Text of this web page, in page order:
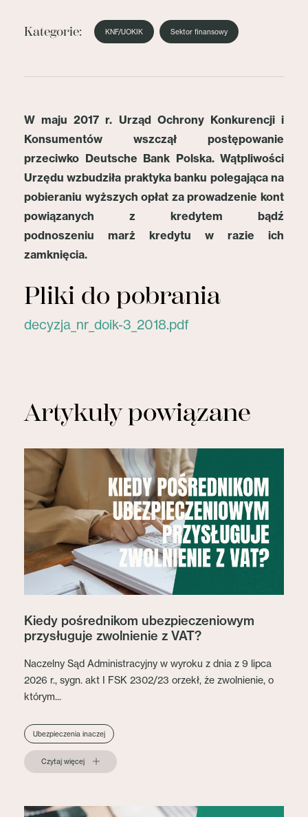
Kategorie: KNF/UOKIK Sektor finansowy
W maju 2017 r. Urząd Ochrony Konkurencji i
Konsumentów
wszczął postępowanie
przeciwko Deutsche Bank Polska. Wątpliwości
Urzędu wzbudziła praktyka banku polegająca na
pobieraniu wyższych opłat za prowadzenie kont
powiązanych z kredytem bądź
podnoszeniu marż kredytu w razie ich
zamknięcia.
Pliki do pobrania
decyzja_nr_doik-3_2018.pdf
Artykuły powiązane
Kiedy pośrednikom ubezpieczeniowym
przysługuje zwolnienie z VAT?
Naczelny Sąd Administracyjny w wyroku z dnia z 9 lipca
2026 r., sygn. akt I FSK 2302/23 orzekł, że zwolnienie, o
którym...
Ubezpieczenia inaczej
Czytaj więcej